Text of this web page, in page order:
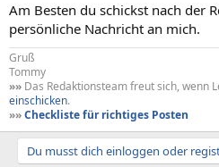
Am Besten du schickst nach der
persönliche Nachricht an mich.
Gruß
Tommy
»» Das Redaktionsteam freut sich, wenn
einschicken.
»»Checkliste für richtiges Posten
Du musst dich einloggen oder